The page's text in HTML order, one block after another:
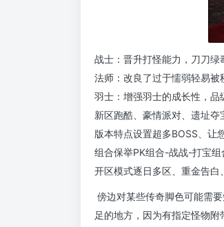
战士：晋升打怪能力，刀刀绿
法师：改良了过于懦弱轻易被
羽士：增强羽士的成长性，
新区跑酷、豪情派对、遗址夺
版本特点设置超多BOSS、让
组合保举PK组合-战战-打宝
开区模式逐日多区、重金告白
傍边对某些传奇脚色可能需
足的地方，因为有指定怪物